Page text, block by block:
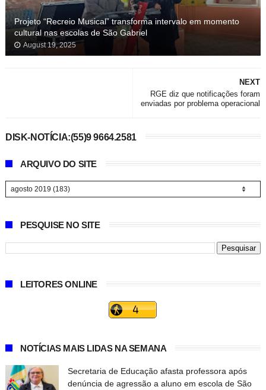
Projeto “Recreio Musical” transforma intervalo em momento
cultural nas escolas de São Gabriel
August 19, 2025
NEXT
RGE diz que notificações foram
enviadas por problema operacional
DISK-NOTÍCIA:(55)9 9664.2581
ARQUIVO DO SITE
PESQUISE NO SITE
LEITORES ONLINE
NOTÍCIAS MAIS LIDAS NA SEMANA
Secretaria de Educação afasta professora após
denúncia de agressão a aluno em escola de São